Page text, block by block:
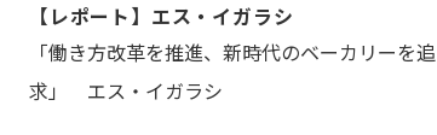
【レポート】エス・イガラシ
「働き方改革を推進、新時代のベーカリーを追
求」 エス・イガラシ